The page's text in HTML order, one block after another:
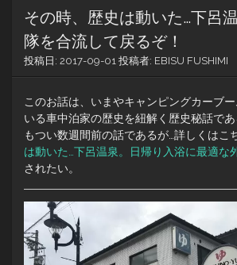
その時、歴史は動いた…下呂
隊を合流して戻るぞ！
投稿日: 2017-09-01 投稿者: EBISU FUSHIMI
このお話は、いまやキャンピングカーブ
いる車中泊家の歴史を紐解く歴史秘話で
もつい数週間前の話であるが…詳しくはこ
は動いた…下呂温泉。日帰り入浴に最適な
されたい。